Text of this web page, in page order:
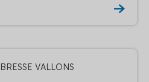
VALLONS